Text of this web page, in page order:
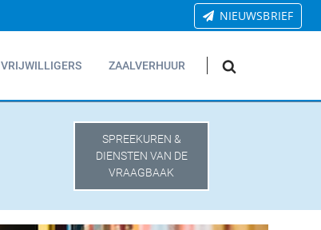
NIEUWSBRIEF
VRIJWILLIGERS ZAALVERHUUR
SPREEKUREN &
DIENSTEN VAN DE
VRAAGBAAK